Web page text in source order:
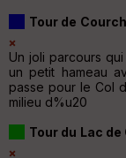
Tour de
Un joli parcours
un petit hameau
passe pour le Col
milieu d%u20
Tour du Lac de